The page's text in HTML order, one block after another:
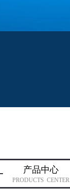
产品中心
PRODUCTS CENTER